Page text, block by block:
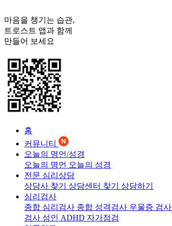
마음을 챙기는 습관,
트로스트 앱과 함께
만들어 보세요
홈
커뮤니티
오늘의 명언/성경
오늘의 명언 오늘의 성경
전문 심리상담
상담사 찾기 상담센터 찾기 상담하기
심리검사
종합 심리검사 종합 성격검사 우울증 검사
검사 성인 ADHD 자가점검